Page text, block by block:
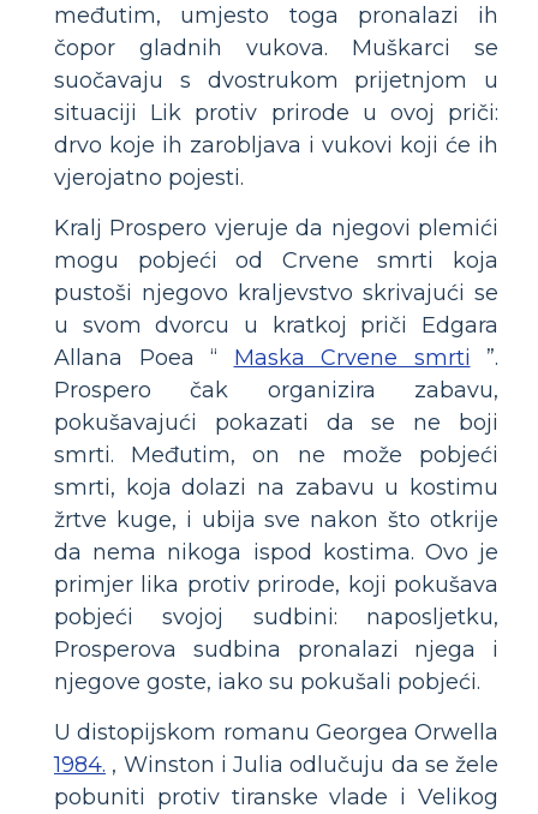
međutim, umjesto toga pronalazi ih
čopor gladnih vukova. Muškarci se
suočavaju s dvostrukom prijetnjom u
situaciji Lik protiv prirode u ovoj priči:
drvo koje ih zarobljava i vukovi koji će ih
vjerojatno pojesti.
Kralj Prospero vjeruje da njegovi plemići
mogu pobjeći od Crvene smrti koja
pustoši njegovo kraljevstvo skrivajući se
u svom dvorcu u kratkoj priči Edgara
Allana Poea “ Maska Crvene smrti ”.
Prospero čak organizira zabavu,
pokušavajući pokazati da se ne boji
smrti. Međutim, on ne može pobjeći
smrti, koja dolazi na zabavu u kostimu
žrtve kuge, i ubija sve nakon što otkrije
da nema nikoga ispod kostima. Ovo je
primjer lika protiv prirode, koji pokušava
pobjeći svojoj sudbini: naposljetku,
Prosperova sudbina pronalazi njega i
njegove goste, iako su pokušali pobjeći.
U distopijskom romanu Georgea Orwella
1984. , Winston i Julia odlučuju da se žele
pobuniti protiv tiranske vlade i Velikog